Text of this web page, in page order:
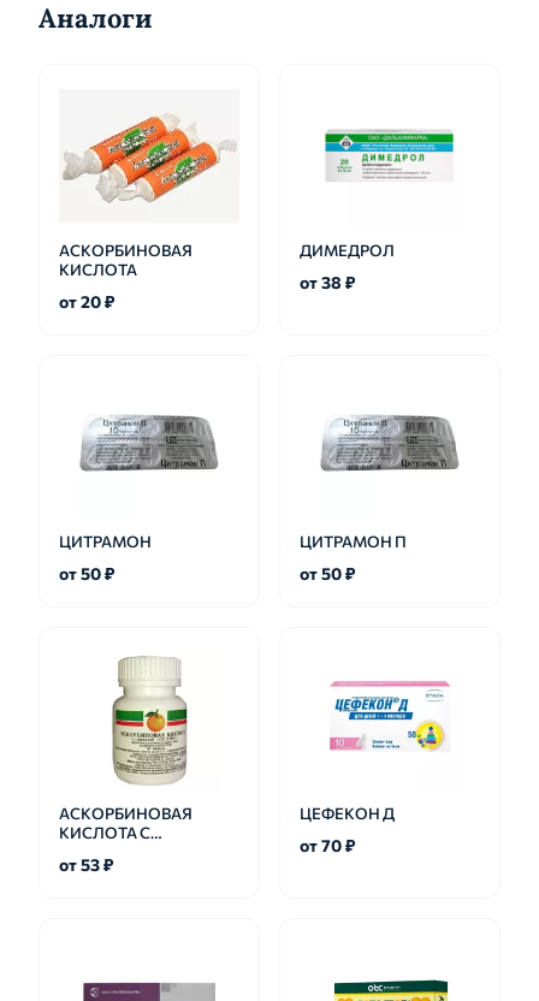
Аналоги
АСКОРБИНОВАЯ
КИСЛОТА
от 20 ₽
ДИМЕДРОЛ
от 38 ₽
ЦИТРАМОН
от 50 ₽
ЦИТРАМОН П
от 50 ₽
АСКОРБИНОВАЯ
КИСЛОТА С
от 53 ₽
ЦЕФЕКОН Д
от 70 ₽